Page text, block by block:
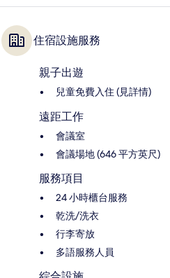
住宿設施服務
親子出遊
兒童免費入住 (見詳情)
遠距工作
會議室
會議場地 (646 平方英尺)
服務項目
24 小時櫃台服務
乾洗/洗衣
行李寄放
多語服務人員